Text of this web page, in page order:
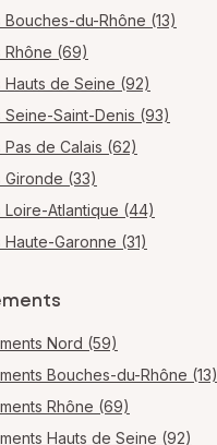
Bouches-du-Rhône (13)
Rhône (69)
Hauts de Seine (92)
Seine-Saint-Denis (93)
de Calais (62)
Gironde (33)
Loire-Atlantique (44)
Garonne (31)
Nord (59)
Bouches-du-Rhône (13)
Rhône (69)
Hauts de Seine (92)